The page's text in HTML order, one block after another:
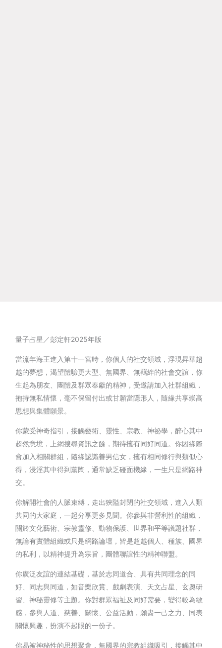
量子占星／彭定軒2025年版
當流年海王進入第十一宮時，你個人的社交領域，浮現昇華超
越的夢想，渴望體驗更大型、無國界、無羈絆的社會交誼，你
生起為朋友、團體及群眾奉獻的精神，受邀請加入社群組織，
抱持無私情懷，毫不保留付出或甘願當隱形人，隨緣共享崇高
思想與集體願景。
你蒙受神奇指引，接觸藝術、靈性、宗教、神祕學，醉心其中
超然意境，上網搜尋資訊之餘，期待擁有同好同道。你因緣際
會加入相關群組，隨緣認識善男信女，擁有相同修行與類似心
得，浸淫其中得到薰陶，通常缺乏碰面機緣，一生只是網路神
交。
你解開社會的人脈束縛，走出狹隘封閉的社交領域，進入人類
共同的大家庭，一起分享更多見聞。你參與非營利性的組織，
關於文化藝術、宗教靈修、動物保護、世界和平等議題社群，
無論有實體組織或只是網路論壇，皆是超越個人、種族、國界
的私利，以精神提升為宗旨，團體聯誼性的精神聯盟。
你廣泛友誼的連結基礎，基於志同道合、具有共同理念的同
好、同志與同道，如音樂欣賞、戲劇表演、天文占星、玄奧研
習、神秘靈修等主題。你對群眾福祉及同好需要，變得較為敏
感，參與人道、慈善、關懷、公益活動，願盡一己之力、同表
關懷興趣，扮演不起眼的一份子。
你易被神秘性的思想聚會，無國界的宗教組織吸引，接觸其中